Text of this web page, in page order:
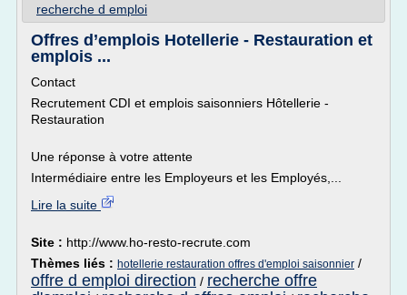
recherche d emploi
Offres d’emplois Hotellerie - Restauration et
emplois ...
Contact
Recrutement CDI et emplois saisonniers Hôtellerie -
Restauration
Une réponse à votre attente
Intermédiaire entre les Employeurs et les Employés,...
Lire la suite
Site : http://www.ho-resto-recrute.com
Thèmes liés : hotellerie restauration offres d'emploi saisonnier /
offre d emploi direction / recherche offre